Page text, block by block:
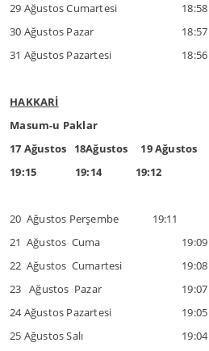
29 Ağustos Cumartesi
18:58
30 Ağustos Pazar
18:57
31 Ağustos Pazartesi
18:56
HAKKARİ
Masum-u Paklar
17 Ağustos 18Ağustos 19 Ağustos
19:15 19:14 19:12
20 Ağustos Perşembe 19:11
21 Ağustos Cuma
19:09
22 Ağustos Cumartesi
19:08
23 Ağustos Pazar
19:07
24 Ağustos Pazartesi
19:05
25 Ağustos Salı
19:04